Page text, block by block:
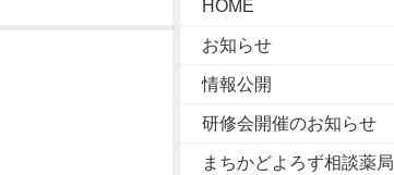
HOME
お知らせ
情報公開
研修会開催のお知らせ
まちかどよろず相談薬局